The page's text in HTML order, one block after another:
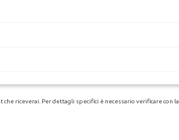
riceverai. Per dettagli specifici è necessario verificare con la